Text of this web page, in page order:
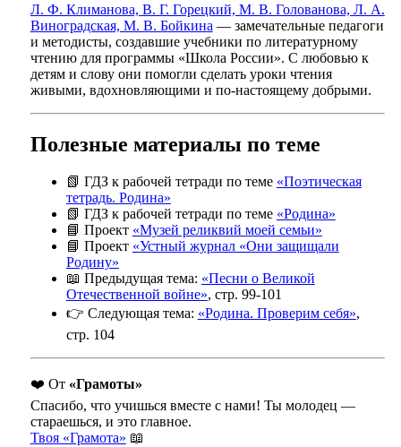
Л. Ф. Климанова, В. Г. Горецкий, М. В. Голованова, Л. А.
Виноградская, М. В. Бойкина — замечательные педагоги
и методисты, создавшие учебники по литературному
чтению для программы «Школа России». С любовью к
детям и слову они помогли сделать уроки чтения
живыми, вдохновляющими и по-настоящему добрыми.
Полезные материалы по теме
📗 ГДЗ к рабочей тетради по теме «Поэтическая
тетрадь. Родина»
📗 ГДЗ к рабочей тетради по теме «Родина»
📘 Проект «Музей реликвий моей семьи»
📘 Проект «Устный журнал «Они защищали
Родину»
📖 Предыдущая тема: «Песни о Великой
Отечественной войне», стр. 99-101
👉 Следующая тема: «Родина. Проверим себя»,
стр. 104
❤️ От «Грамоты»
Спасибо, что учишься вместе с нами! Ты молодец —
стараешься, и это главное.
Твоя «Грамота» 📖